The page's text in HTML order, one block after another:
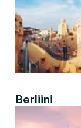
Berliini